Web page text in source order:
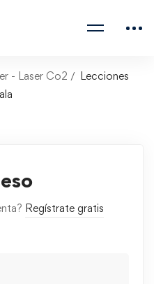
- Laser Co2
Lecciones
Regístrate gratis